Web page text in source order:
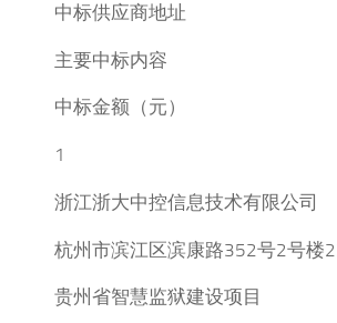
中标供应商地址
主要中标内容
中标金额（元）
1
浙江浙大中控信息技术有限公司
杭州市滨江区滨康路352号2号楼
贵州省智慧监狱建设项目